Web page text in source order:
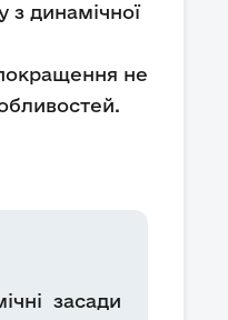
з динамічної
не
засади